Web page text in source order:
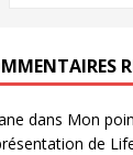
dans Mon
de